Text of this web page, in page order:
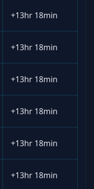
+13hr 18min
+13hr 18min
+13hr 18min
+13hr 18min
+13hr 18min
+13hr 18min